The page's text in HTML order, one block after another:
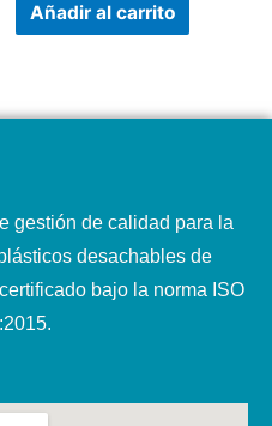
Añadir al carrito
gestión de calidad para la
desachables de
bajo la norma ISO